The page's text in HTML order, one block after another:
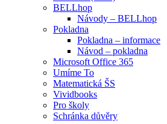
BELLhop
Návody – BELLhop
Pokladna
Pokladna – informace
Návod – pokladna
Microsoft Office 365
Umíme To
Matematická ŠS
Vividbooks
Pro školy
Schránka důvěry